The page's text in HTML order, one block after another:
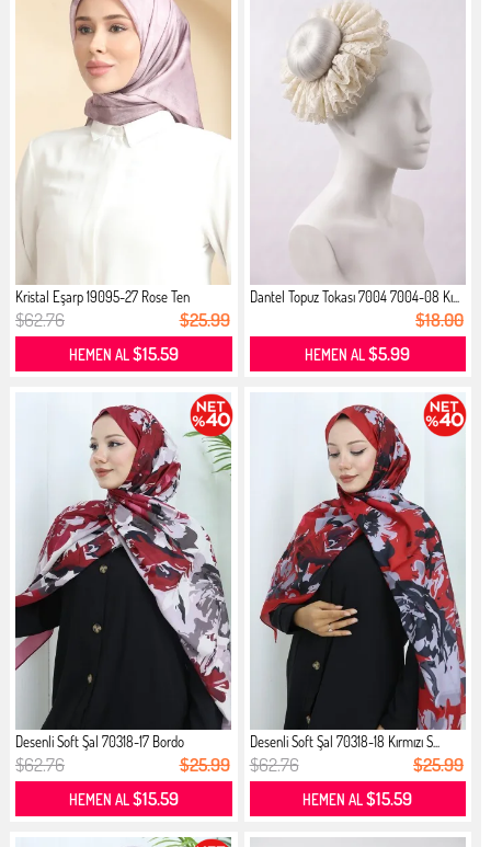
Kristal Eşarp 19095-27 Rose Ten
$62.76 $25.99
HEMEN AL$15.59
Dantel Topuz Tokası 7004 7004-08 Kı...
$18.00
HEMEN AL$5.99
Desenli Soft Şal 70318-17 Bordo
$62.76 $25.99
HEMEN AL$15.59
Desenli Soft Şal 70318-18 Kırmızı S...
$62.76 $25.99
HEMEN AL$15.59